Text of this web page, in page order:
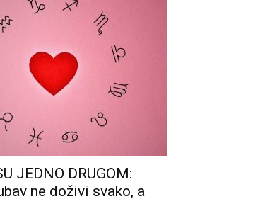
JEDNO DRUGOM:
ne doživi svako, a